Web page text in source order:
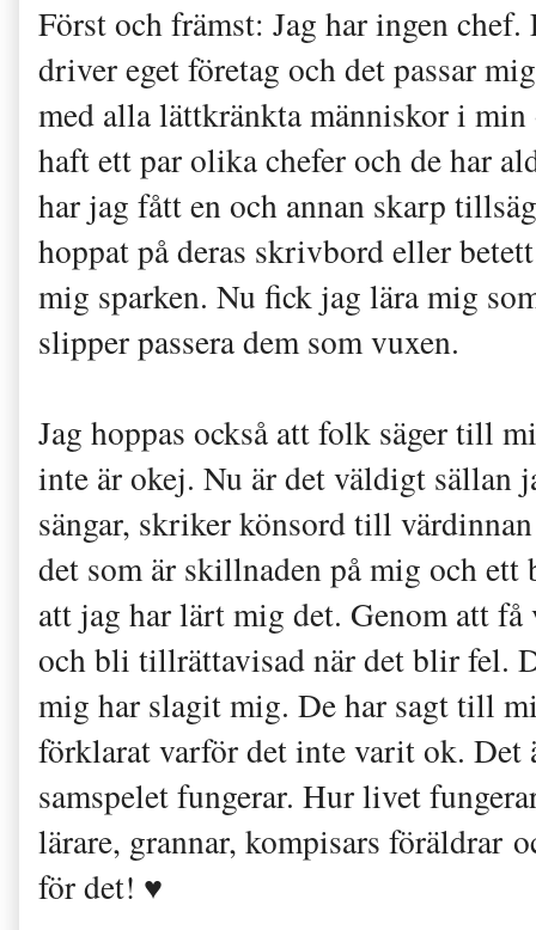
Först och främst: Jag har ingen
driver eget företag och det passar
med alla lättkränkta människor i
haft ett par olika chefer och de har
har jag fått en och annan skarp
hoppat på deras skrivbord eller
mig sparken. Nu fick jag lära mig
slipper passera dem som vuxen.
Jag hoppas också att folk säger till
inte är okej. Nu är det väldigt sällan
sängar, skriker könsord till
det som är skillnaden på mig och ett
att jag har lärt mig det. Genom att få
och bli tillrättavisad när det blir fel.
mig har slagit mig. De har sagt till
förklarat varför det inte varit ok. Det
samspelet fungerar. Hur livet
lärare, grannar, kompisars föräldrar
för det! ♥